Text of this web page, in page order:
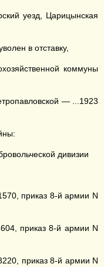
уезд, Царицынская
в отставку,
коммуны
— ...1923
дивизии
приказ 8-й армии N
приказ 8-й армии N
приказ 8-й армии N